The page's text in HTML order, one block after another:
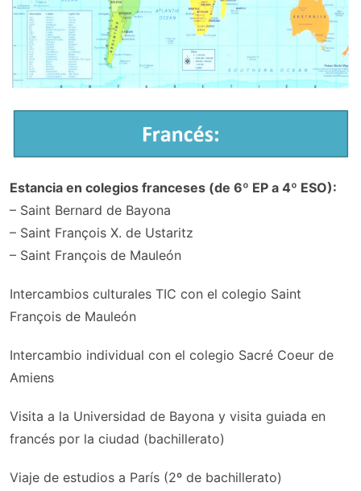
Estancia en colegios franceses (de 6º EP a 4º ESO):
– Saint Bernard de Bayona
– Saint François X. de Ustaritz
– Saint François de Mauleón
Intercambios culturales TIC con el colegio Saint
François de Mauleón
Intercambio individual con el colegio Sacré Coeur de
Amiens
Visita a la Universidad de Bayona y visita guiada en
francés por la ciudad (bachillerato)
Viaje de estudios a París (2º de bachillerato)